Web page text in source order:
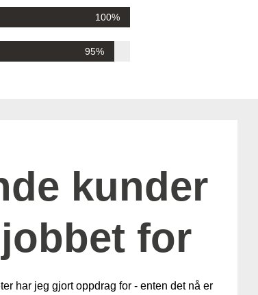
100%
95%
kunder
for
har jeg gjort oppdrag for - enten det nå er